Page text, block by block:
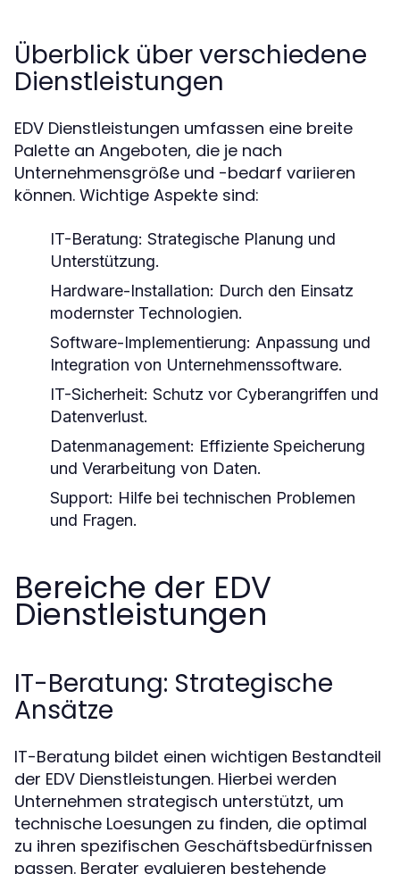
Überblick über verschiedene
Dienstleistungen
EDV Dienstleistungen umfassen eine breite
Palette an Angeboten, die je nach
Unternehmensgröße und -bedarf variieren
können. Wichtige Aspekte sind:
IT-Beratung: Strategische Planung und
Unterstützung.
Hardware-Installation: Durch den Einsatz
modernster Technologien.
Software-Implementierung: Anpassung und
Integration von Unternehmenssoftware.
IT-Sicherheit: Schutz vor Cyberangriffen und
Datenverlust.
Datenmanagement: Effiziente Speicherung
und Verarbeitung von Daten.
Support: Hilfe bei technischen Problemen
und Fragen.
Bereiche der EDV
Dienstleistungen
IT-Beratung: Strategische
Ansätze
IT-Beratung bildet einen wichtigen Bestandteil
der EDV Dienstleistungen. Hierbei werden
Unternehmen strategisch unterstützt, um
technische Loesungen zu finden, die optimal
zu ihren spezifischen Geschäftsbedürfnissen
passen. Berater evaluieren bestehende